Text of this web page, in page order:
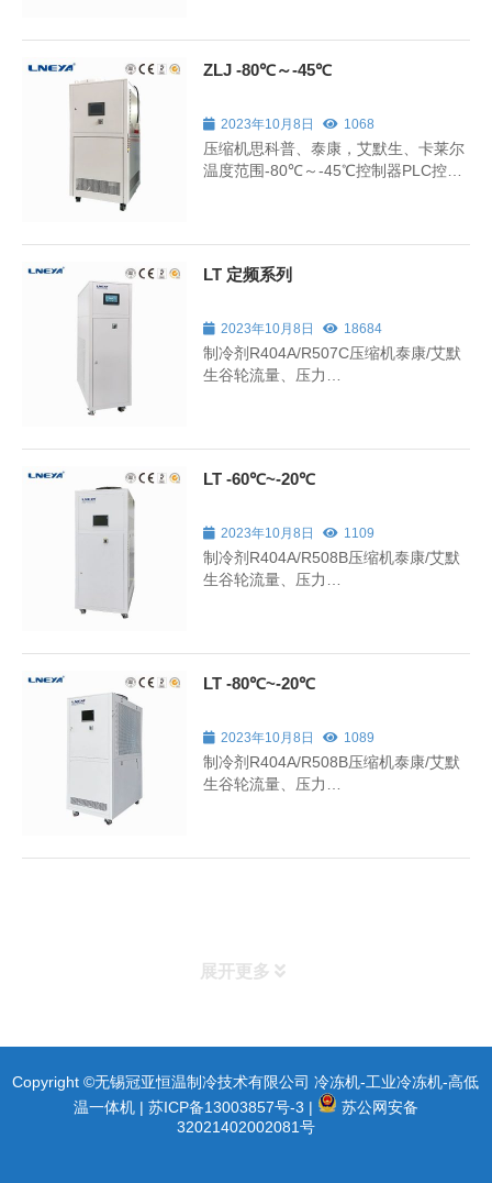
ZLJ -80℃～-45℃
2023年10月8日 1068
压缩机思科普、泰康，艾默生、卡莱尔
温度范围-80℃～-45℃控制器PLC控制
LT 定频系列
2023年10月8日 18684
制冷剂R404A/R507C压缩机泰康/艾默
生谷轮流量、压力
热器
LT -60℃~-20℃
2023年10月8日 1109
制冷剂R404A/R508B压缩机泰康/艾默
生谷轮流量、压力
热器
LT -80℃~-20℃
2023年10月8日 1089
制冷剂R404A/R508B压缩机泰康/艾默
生谷轮流量、压力
展开更多
Copyright ©无锡冠亚恒温制冷技术有限公司 冷冻机-工业冷冻机-高低
温一体机 | 苏ICP备13003857号-3 |
苏公网安备
32021402002081号